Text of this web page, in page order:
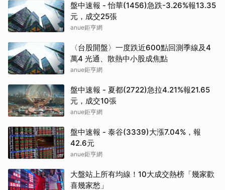
盤中速報 - 怡華(1456)急跌-3.26%報13.35
元，成交25張
anue鉅亨網
〈台股開盤〉一度跌近600點回測季線及4
萬4 光通、散熱中小股成焦點
anue鉅亨網
盤中速報 - 夏都(2722)急拉4.21%報21.65
元，成交10張
anue鉅亨網
盤中速報 - 泰谷(3339)大漲7.04%，報
42.6元
anue鉅亨網
大盤站上所有均線！10大成交熱榜「幾家歡
喜幾家愁」